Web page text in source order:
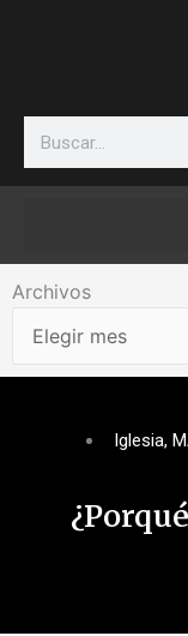
Search
Archivos
Archivos
Iglesia,